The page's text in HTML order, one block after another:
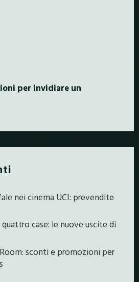
per invidiare un
nei cinema UCI: prevendite
case: le nuove uscite di
sconti e promozioni per